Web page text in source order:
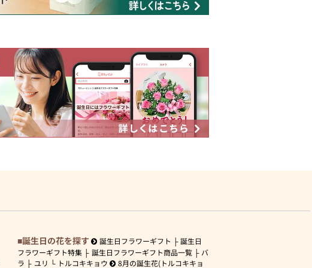
誕生日の花を探す 誕生日フラワーギフト
誕生日
フラワーギフト特集
誕生日フラワーギフト商品一覧
バ
ラ
ユリ トルコキキョウ 8月の誕生花(トルコキキョ